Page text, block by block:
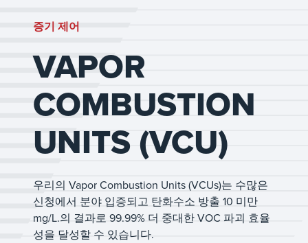
증기 제어
VAPOR
COMBUSTION
UNITS (VCU)
우리의 Vapor Combustion Units (VCUs)는 수많은
신청에서 분야 입증되고 탄화수소 방출 10 미만
mg/L.의 결과로 99.99% 더 중대한 VOC 파괴 효율
성을 달성할 수 있습니다.